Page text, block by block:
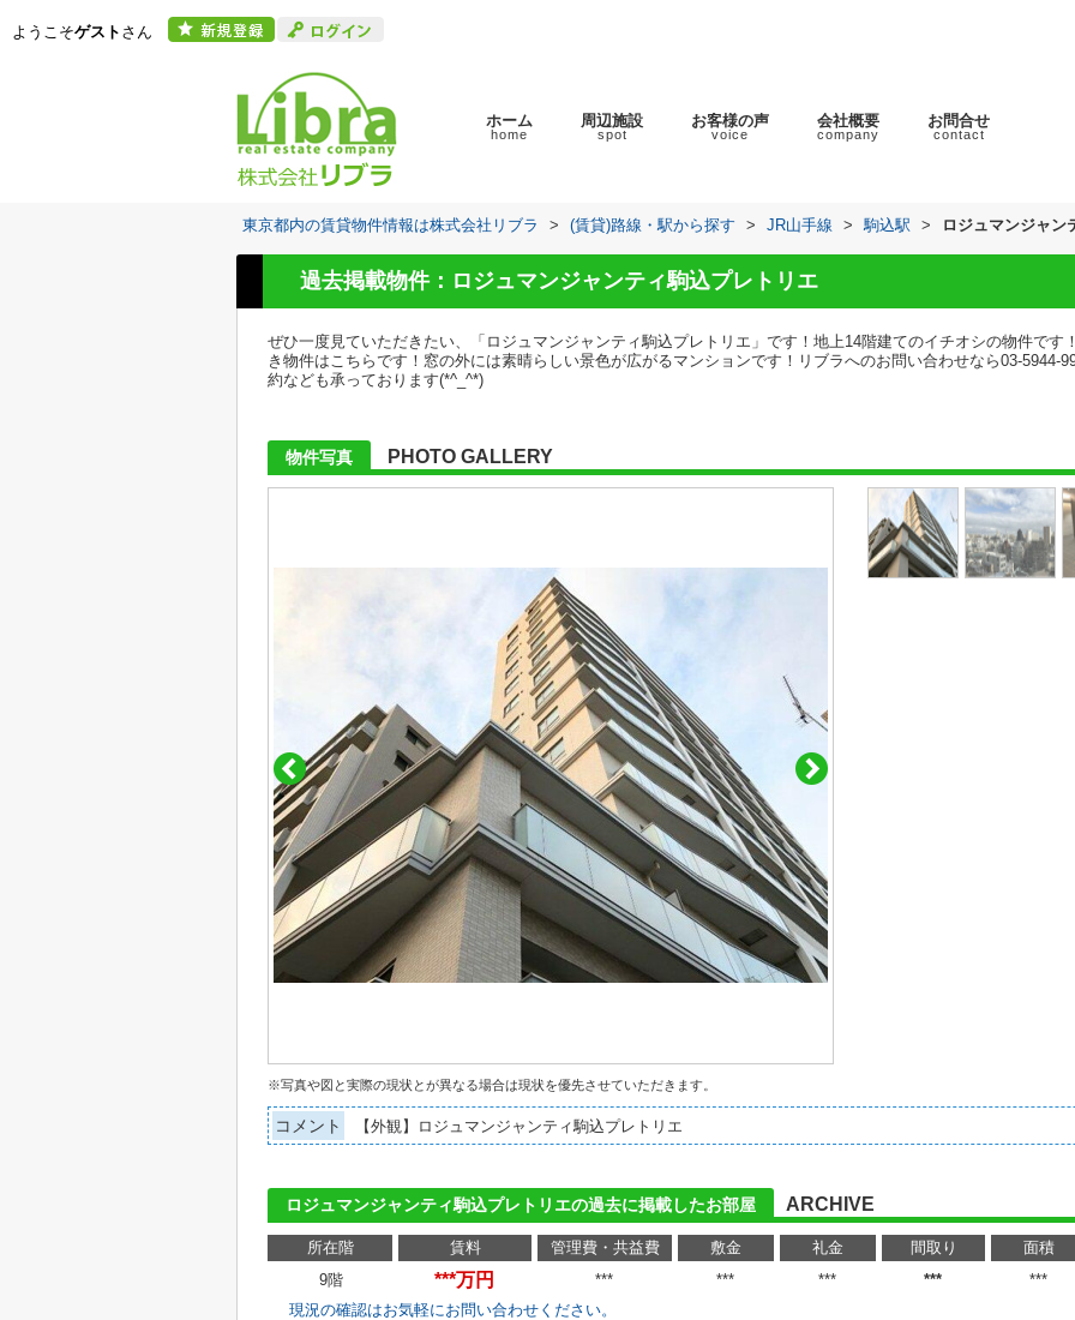
ようこそゲスト さん
ホーム
home
周辺施設
spot
お客様の声
voice
会社概要
company
お問合せ
contact
東京都内の賃貸物件情報は株式会社リブラ > (賃貸)路線・駅から探す > JR山手線 > 駒込駅 > ロジュマンジャン
過去掲載物件：ロジュマンジャンティ駒込プレトリエ
ぜひ一度見ていただきたい、「ロジュマンジャンティ駒込プレトリエ」です！地上14階建てのイチオシの物件です
き物件はこちらです！窓の外には素晴らしい景色が広がるマンションです！リブラへのお問い合わせなら03-5944-
約なども承っております(*^_^*)
物件写真 PHOTO GALLERY
※写真や図と実際の現状とが異なる場合は現状を優先させていただきます。
コメント 【外観】ロジュマンジャンティ駒込プレトリエ
ロジュマンジャンティ駒込プレトリエの過去に掲載したお部屋 ARCHIVE
所在階 賃料 管理費・共益費 敷金 礼金 間取り
面積
9階
***万円 *** *** *** ***
***
現況の確認はお気軽にお問い合わせください。